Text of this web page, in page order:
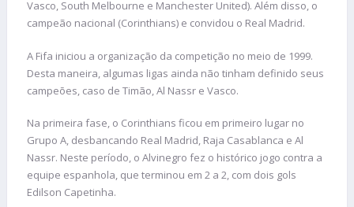
Vasco, South Melbourne e Manchester United). Além disso, o
campeão nacional (Corinthians) e convidou o Real Madrid.
A Fifa iniciou a organização da competição no meio de 1999.
Desta maneira, algumas ligas ainda não tinham definido seus
campeões, caso de Timão, Al Nassr e Vasco.
Na primeira fase, o Corinthians ficou em primeiro lugar no
Grupo A, desbancando Real Madrid, Raja Casablanca e Al
Nassr. Neste período, o Alvinegro fez o histórico jogo contra a
equipe espanhola, que terminou em 2 a 2, com dois gols
Edilson Capetinha.